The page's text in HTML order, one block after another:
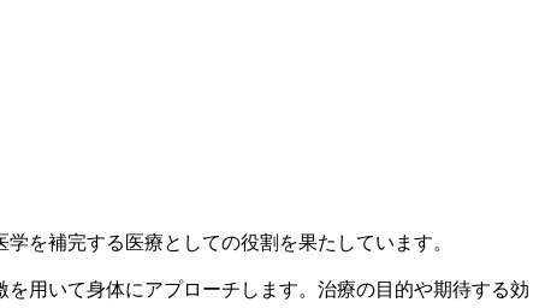
を補完する医療としての役割を果たしています。
用いて身体にアプローチします。治療の目的や期待する効